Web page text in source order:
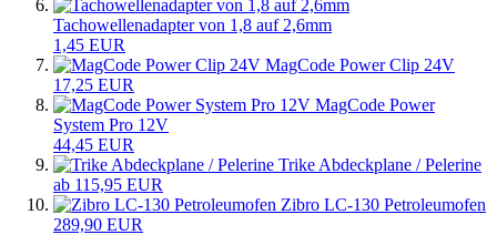
Tachowellenadapter von 1,8 auf 2,6mm
1,45 EUR
MagCode Power Clip 24V
17,25 EUR
MagCode Power
System Pro 12V
44,45 EUR
Trike Abdeckplane / Pelerine
ab 115,95 EUR
Zibro LC-130 Petroleumofen
289,90 EUR